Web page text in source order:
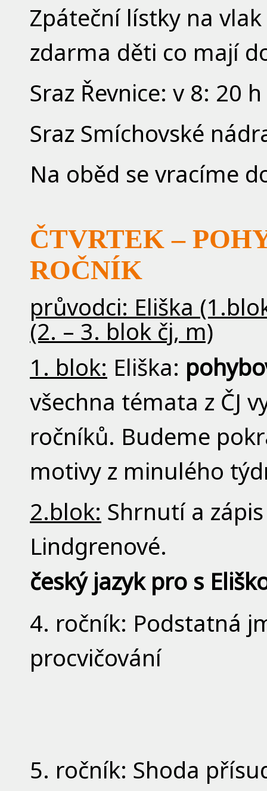
Zpáteční lístky na
zdarma děti co mají
Sraz Řevnice: v 8: 20
Sraz Smíchovské
Na oběd se vracíme
ČTVRTEK –
ROČNÍK
průvodci: Eliška
(2. – 3. blok čj, m)
1. blok: Eliška:
všechna témata z ČJ
ročníků. Budeme
motivy z minulého
2.blok: Shrnutí a
Lindgrenové.
český jazyk pro s
4. ročník: Podstatná
procvičování
5. ročník: Shoda